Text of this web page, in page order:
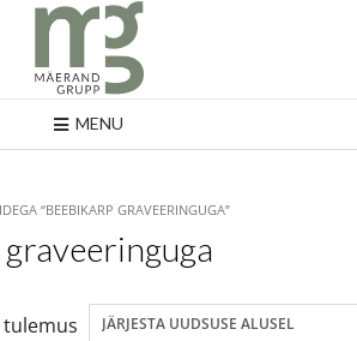
MENU
“BEEBIKARP GRAVEERINGUGA”
tulemus